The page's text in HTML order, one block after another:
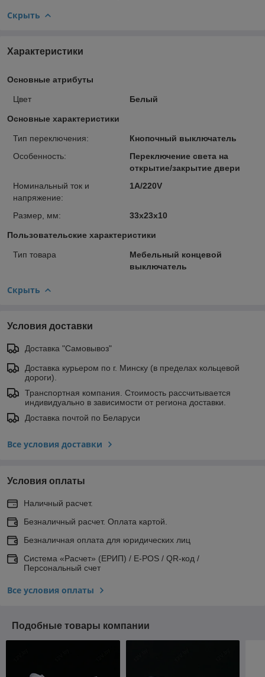
Скрыть
Характеристики
Основные атрибуты
Цвет Белый
Основные характеристики
Тип переключения:
Кнопочный выключатель
Особенность:
Переключение света на
открытие/закрытие двери
Номинальный ток и
напряжение:
1A/220V
Размер, мм: 33x23x10
Пользовательские характеристики
Тип товара
Мебельный концевой
выключатель
Скрыть
Условия доставки
Доставка "Самовывоз"
Доставка курьером по г. Минску (в пределах кольцевой
дороги).
Транспортная компания. Стоимость рассчитывается
индивидуально в зависимости от региона доставки.
Доставка почтой по Беларуси
Все условия доставки
Условия оплаты
Наличный расчет.
Безналичный расчет. Оплата картой.
Безналичная оплата для юридических лиц
Система «Расчет» (ЕРИП) / E-POS / QR-код /
Персональный счет
Все условия оплаты
Подобные товары компании